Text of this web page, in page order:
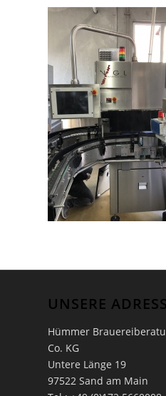
UNSERE
Hümmer
Co. KG
Untere Länge 19
97522 Sand am Main